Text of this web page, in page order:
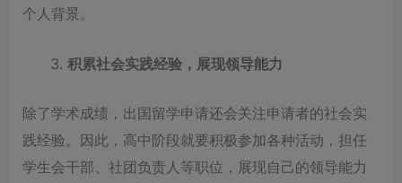
个人背景。
积累社会实践经验，展现领导能力
除了学术成绩，出国留学申请还会关注申请者的社会实
践经验。因此，高中阶段就要积极参加各种活动，担任
学生会干部、社团负责人等职位，展现自己的领导能力